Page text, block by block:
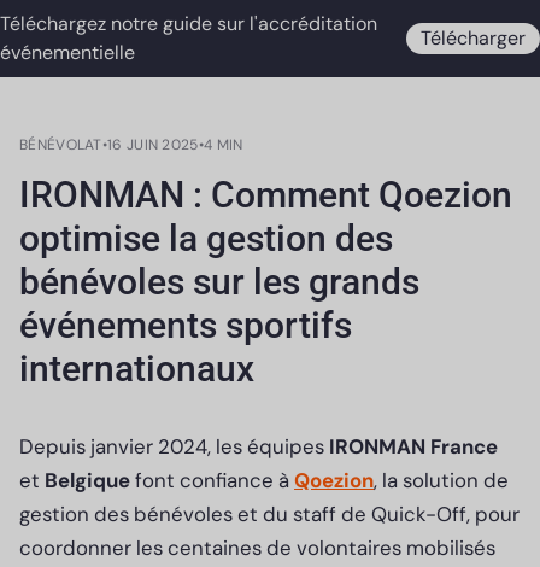
Téléchargez notre guide sur l'accréditation
événementielle
Télécharger
BÉNÉVOLAT•16 JUIN 2025•4 MIN
IRONMAN : Comment Qoezion
optimise la gestion des
bénévoles sur les grands
événements sportifs
internationaux
Depuis janvier 2024, les équipes IRONMAN France
et Belgiquefont confiance à Qoezion, la solution de
gestion des bénévoles et du staff de Quick-Off, pour
coordonner les centaines de volontaires mobilisés